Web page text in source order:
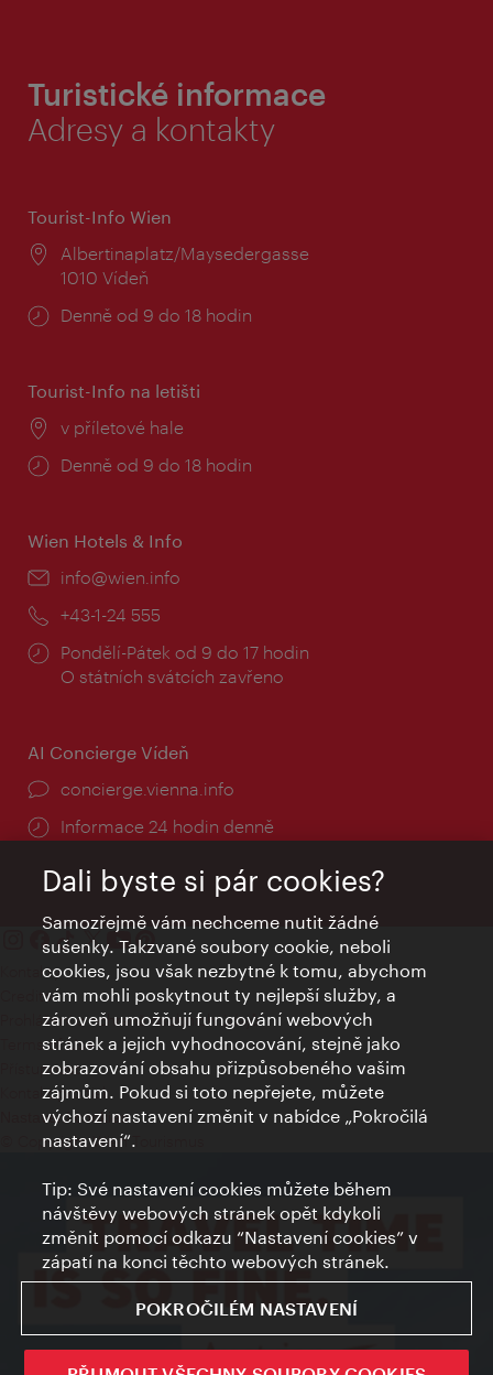
Turistické informace
Adresy a kontakty
Tourist-Info Wien
Místo:
Albertinaplatz/Maysedergasse
1010 Vídeň
Provozní
Denně od 9 do 18 hodin
Tourist-Info na letišti
Místo:
v příletové hale
Provozní
Denně od 9 do 18 hodin
Wien Hotels & Info
E-
info@wien.info
Telefon:
+43-1-24 555
Provozní
doba:
Pondělí-Pátek od 9 do 17 hodin
O státních svátcích zavřeno
AI Concierge Vídeň
concierge.vienna.info
Informace 24 hodin denně
Kontakty
Credits
Prohlášení o ochraně osobních údajů
Terms of Use
Přístupnost
Kontakt pro tisk
Nastavení cookies
© Copyright Wien Tourismus
Dali byste si pár cookies?
Samozřejmě vám nechceme nutit žádné
sušenky. Takzvané soubory cookie, neboli
cookies, jsou však nezbytné k tomu, abychom
vám mohli poskytnout ty nejlepší služby, a
zároveň umožňují fungování webových
stránek a jejich vyhodnocování, stejně jako
zobrazování obsahu přizpůsobeného vašim
zájmům. Pokud si toto nepřejete, můžete
výchozí nastavení změnit v nabídce „Pokročilá
nastavení“.
Tip: Své nastavení cookies můžete během
návštěvy webových stránek opět kdykoli
změnit pomocí odkazu “Nastavení cookies” v
zápatí na konci těchto webových stránek.
POKROČILÉM NASTAVENÍ